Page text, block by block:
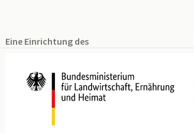
Eine Einrichtung des